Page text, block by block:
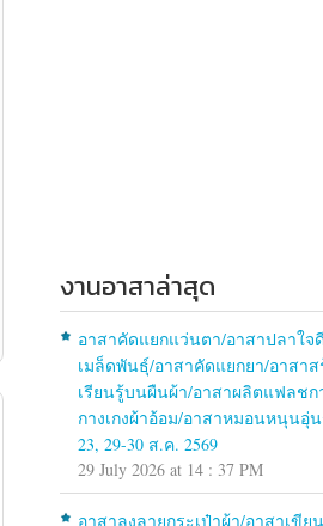
งานอาสาล่าสุด
อาสาคัดแยกแว่นตา/อาสาปลาใจ
เมล็ดพันธุ์/อาสาคัดแยกยา/อาสาส
เรียนรู้บนผืนผ้า/อาสาผลิตแฟลชก
กางเกงผ้าอ้อม/อาสาหมอนหนุนอุ่
23, 29-30 ส.ค. 2569
29 July 2026 at 14 : 37 PM
อาสาลงลายกระเป๋าผ้า/อาสาเขี